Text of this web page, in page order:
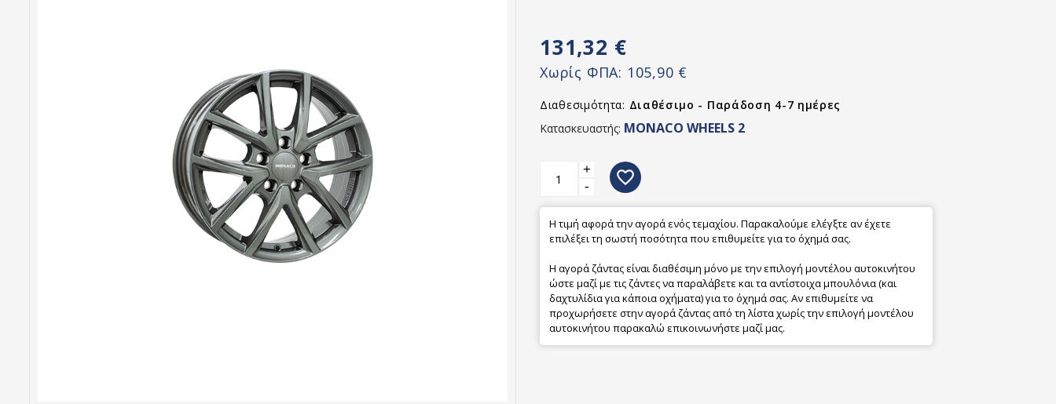
131,32 €
Χωρίς ΦΠΑ: 105,90 €
Διαθεσιμότητα: Διαθέσιμο - Παράδοση 4-7 ημέρες
Κατασκευαστής: MONACO WHEELS 2
+
-
favorite_border
Η τιμή αφορά την αγορά ενός τεμαχίου. Παρακαλούμε ελέγξτε αν έχετε
επιλέξει τη σωστή ποσότητα που επιθυμείτε για το όχημά σας.
Η αγορά ζάντας είναι διαθέσιμη μόνο με την επιλογή μοντέλου αυτοκινήτου
ώστε μαζί με τις ζάντες να παραλάβετε και τα αντίστοιχα μπουλόνια (και
δαχτυλίδια για κάποια οχήματα) για το όχημά σας. Αν επιθυμείτε να
προχωρήσετε στην αγορά ζάντας από τη λίστα χωρίς την επιλογή μοντέλου
αυτοκινήτου παρακαλώ επικοινωνήστε μαζί μας.